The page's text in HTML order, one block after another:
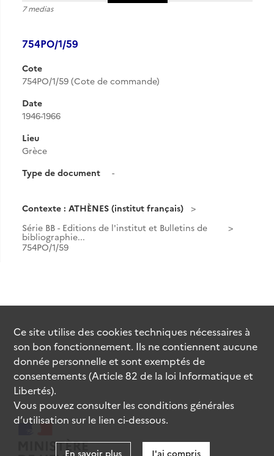
7 medias
754PO/1/59
Cote
754PO/1/59 (Cote de commande)
Date
1946-1966
Lieu
Grèce
Type de document
-
Contexte : ATHÈNES (institut français)
Série BB - Editions de l'institut et Bulletins de
bibliographie...
754PO/1/59
Ce site utilise descookiestechniques nécessaires à
son bon fonctionnement. Ils ne contiennent aucune
donnée personnelle et sont exemptés de
consentements (Article 82 de la loi Informatique et
Libertés).
Vous pouvez consulter les conditions générales
d’utilisation sur le lien ci-dessous.
En savoir plus J'ai compris